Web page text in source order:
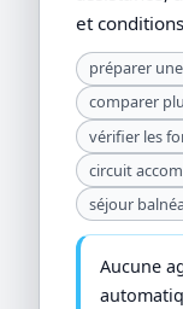
et
préparer
comparer
vérifier les
circuit
séjour
Aucune